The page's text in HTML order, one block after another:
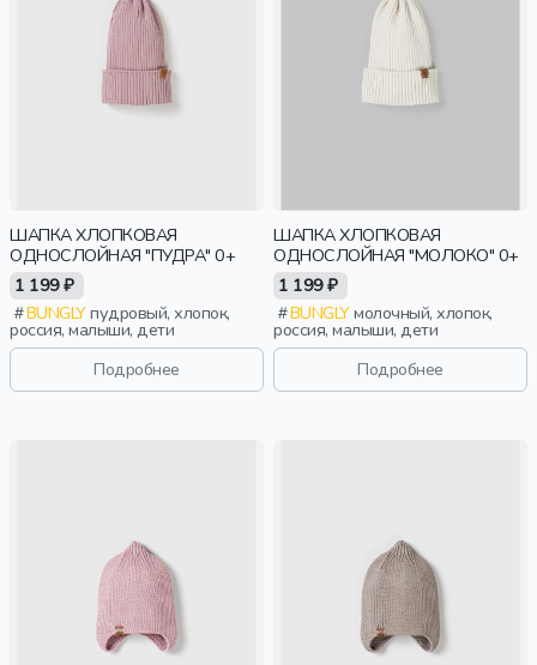
ШАПКА ХЛОПКОВАЯ
ОДНОСЛОЙНАЯ "ПУДРА" 0+
1 199 ₽
BUNGLYпудровый, хлопок,
россия, малыши, дети
Подробнее
ШАПКА ХЛОПКОВАЯ
ОДНОСЛОЙНАЯ "МОЛОКО" 0+
1 199 ₽
BUNGLYмолочный, хлопок,
россия, малыши, дети
Подробнее